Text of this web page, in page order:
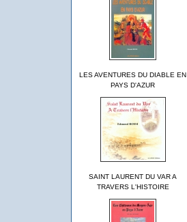
LES AVENTURES DU DIABLE EN
PAYS D'AZUR
SAINT LAURENT DU VAR A
TRAVERS L'HISTOIRE